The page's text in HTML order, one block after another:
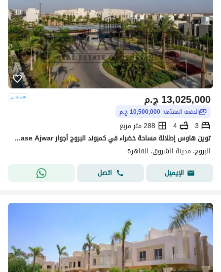
ج.م13,025,000
الدفعة المقدّمة: 10,500,000 ج.م
3
4
288 متر مربع
توين هاوس إطلالة مساحة خضراء في كمبوند البروج أجوار al barouj phase Ajwar
البروج، مدينة الشروق، القاهرة
الإيميل
اتصل